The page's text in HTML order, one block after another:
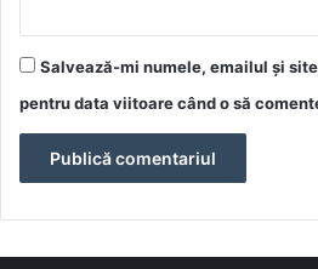
Salvează-mi numele, emailul și
pentru data viitoare când o să